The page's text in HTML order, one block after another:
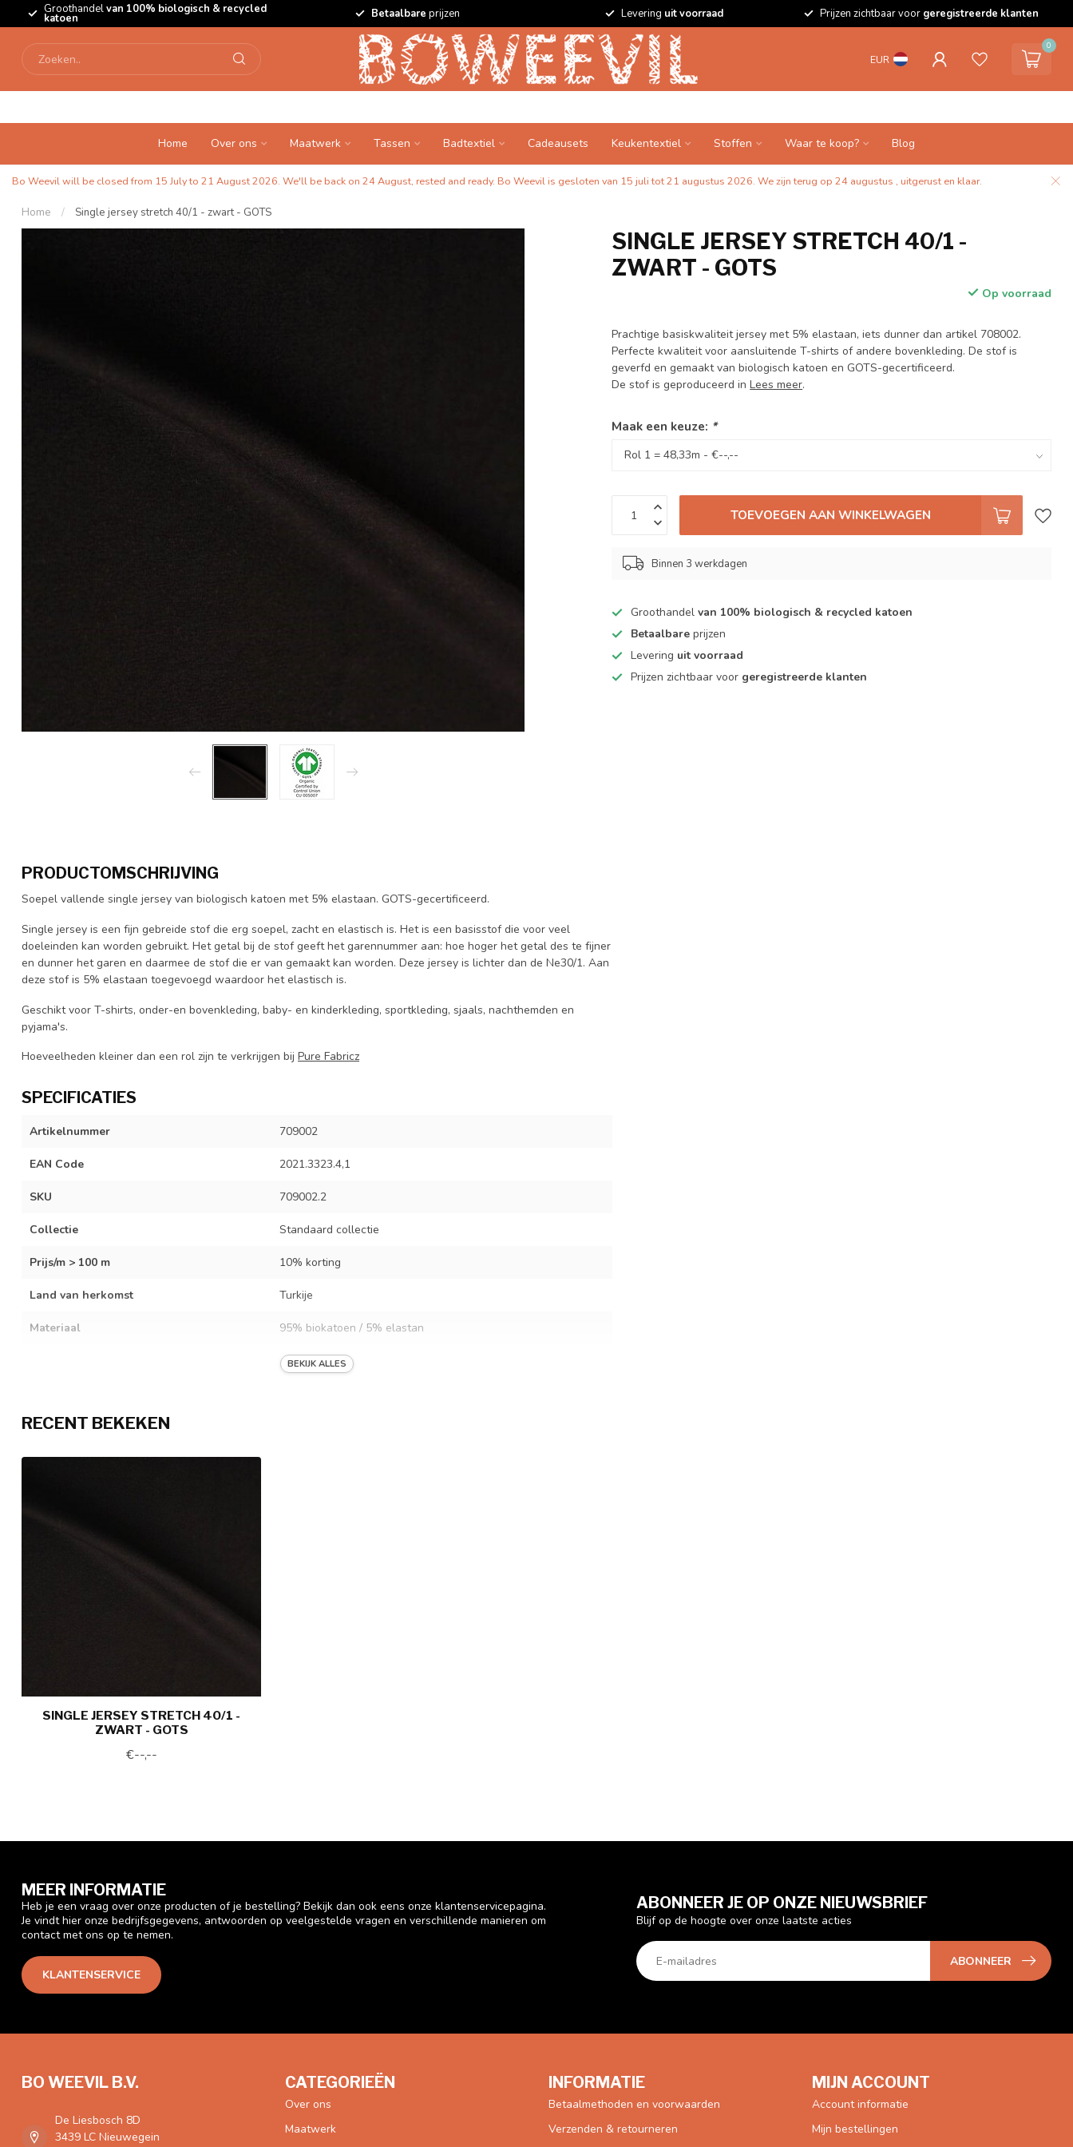
Groothandelvan 100% biologisch & recycled
katoen Betaalbare prijzen Levering uit voorraad Prijzen zichtbaar voor geregistreerde klanten
EUR
0
Home Over ons Maatwerk Tassen Badtextiel Cadeausets Keukentextiel Stoffen Waar te koop? Blog
Bo Weevil will be closed from 15 July to 21 August 2026. We'll be back on 24 August, rested and ready. Bo Weevil is gesloten van 15 juli tot 21 augustus 2026. We zijn terug op 24 augustus , uitgerust en klaar.
Home / Single jersey stretch 40/1 - zwart - GOTS
SINGLE JERSEY STRETCH 40/1 -
ZWART - GOTS
Op voorraad
Prachtige basiskwaliteit jersey met 5% elastaan, iets dunner dan artikel 708002.
Perfecte kwaliteit voor aansluitende T-shirts of andere bovenkleding. De stof is
geverfd en gemaakt van biologisch katoen en GOTS-gecertificeerd.
De stof is geproduceerd inLees meer.
Maak een keuze: *
TOEVOEGEN AAN WINKELWAGEN
Binnen 3 werkdagen
Groothandelvan 100% biologisch & recycled katoen
Betaalbare prijzen
Levering uit voorraad
Prijzen zichtbaar voor geregistreerde klanten
PRODUCTOMSCHRIJVING
Soepel vallende single jersey van biologisch katoen met 5% elastaan. GOTS-gecertificeerd.
Single jersey is een fijn gebreide stof die erg soepel, zacht en elastisch is. Het is een basisstof die voor veel
doeleinden kan worden gebruikt. Het getal bij de stof geeft het garennummer aan: hoe hoger het getal des te fijner
en dunner het garen en daarmee de stof die er van gemaakt kan worden. Deze jersey is lichter dan de Ne30/1. Aan
deze stof is 5% elastaan toegevoegd waardoor het elastisch is.
Geschikt voor T-shirts, onder-en bovenkleding, baby- en kinderkleding, sportkleding, sjaals, nachthemden en
pyjama's.
Hoeveelheden kleiner dan een rol zijn te verkrijgen bij Pure Fabricz
SPECIFICATIES
Artikelnummer 709002
EAN Code 2021.3323.4,1
SKU 709002.2
Collectie Standaard collectie
Prijs/m > 100 m 10% korting
Land van herkomst Turkije
Materiaal 95% biokatoen / 5% elastan
zwart
Gewicht
Garen
BEKIJK ALLES
RECENT BEKEKEN
SINGLE JERSEY STRETCH 40/1 -
ZWART - GOTS
€--,--
MEER INFORMATIE
Heb je een vraag over onze producten of je bestelling? Bekijk dan ook eens onze klantenservicepagina.
Je vindt hier onze bedrijfsgegevens, antwoorden op veelgestelde vragen en verschillende manieren om
contact met ons op te nemen.
KLANTENSERVICE
ABONNEER JE OP ONZE NIEUWSBRIEF
Blijf op de hoogte over onze laatste acties
ABONNEER
BO WEEVIL B.V.
De Liesbosch 8D
3439 LC Nieuwegein
CATEGORIEËN
Over ons
Maatwerk
INFORMATIE
Betaalmethoden en voorwaarden
Verzenden & retourneren
MIJN ACCOUNT
Account informatie
Mijn bestellingen